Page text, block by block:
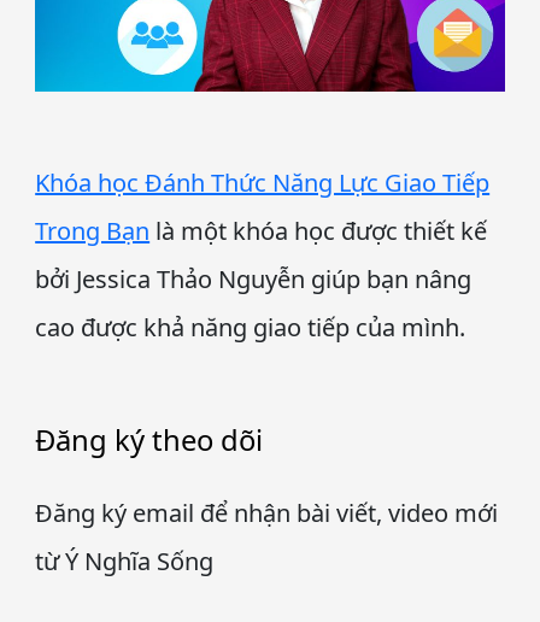
Khóa học Đánh Thức Năng Lực Giao Tiếp
Trong Bạn là một khóa học được thiết kế
bởi Jessica Thảo Nguyễn giúp bạn nâng
cao được khả năng giao tiếp của mình.
Đăng ký theo dõi
Đăng ký email để nhận bài viết, video mới
từ Ý Nghĩa Sống